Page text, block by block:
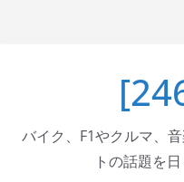
バイク、F1やクルマ、
トの話題を